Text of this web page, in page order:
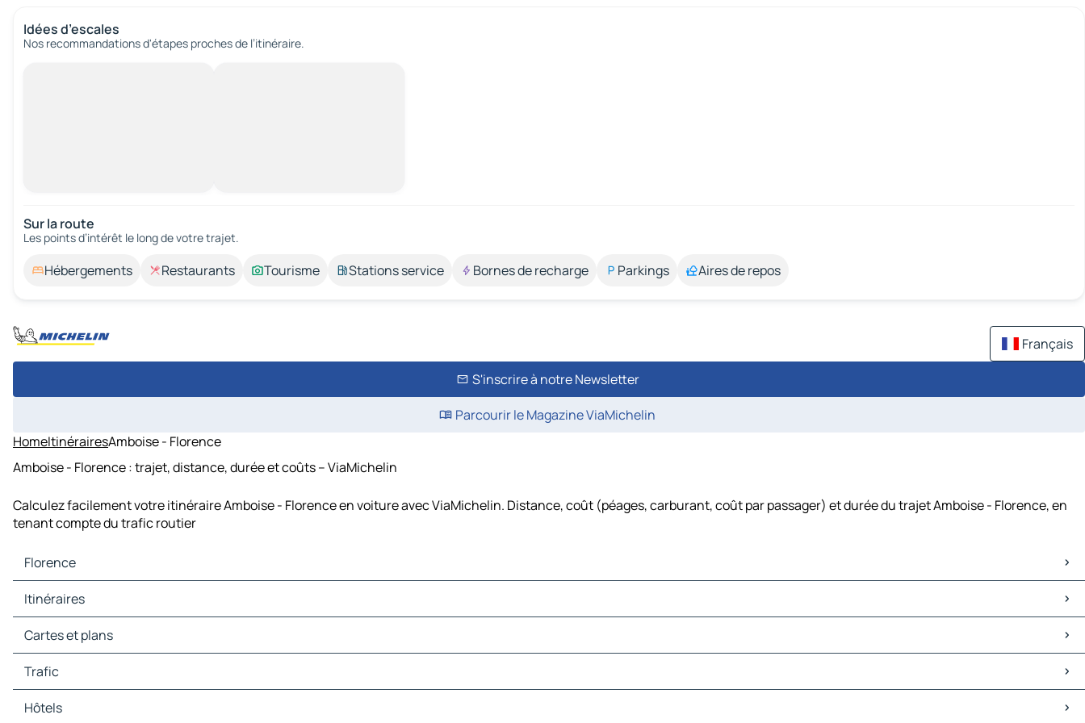
Idées d’escales
Nos recommandations d'étapes proches de l’itinéraire.
Sur la route
Les points d’intérêt le long de votre trajet.
Hébergements Restaurants Tourisme Stations service Bornes de recharge Parkings Aires de repos
Français
S'inscrire à notre Newsletter
Parcourir le Magazine ViaMichelin
HomeItinérairesAmboise - Florence
Amboise - Florence : trajet, distance, durée et coûts – ViaMichelin
Calculez facilement votre itinéraire Amboise - Florence en voiture avec ViaMichelin. Distance, coût (péages, carburant, coût par passager) et durée du trajet Amboise - Florence, en
tenant compte du trafic routier
Florence
Florence Cartes et plans
Florence Trafic
Florence Hôtels
Florence Restaurants
Florence Stations-service
Itinéraires
Itinéraires Florence - Gênes
Itinéraires Florence - Bologne
Itinéraires Florence - Pérouse
Itinéraires Florence - Ancône
Itinéraires Florence - Vérone
Itinéraires Florence - Prato
Cartes et plans
Cartes et plans Gênes
Cartes et plans Bologne
Cartes et plans Pérouse
Cartes et plans Ancône
Trafic
Trafic Gênes
Trafic Bologne
Hôtels